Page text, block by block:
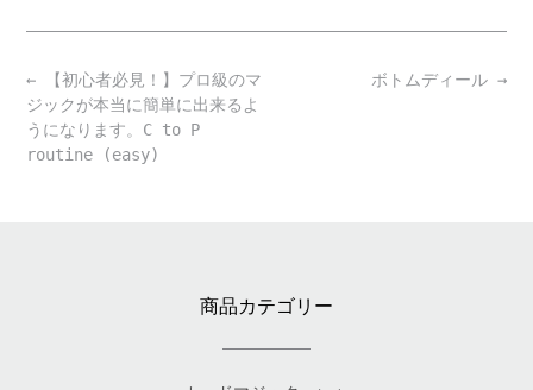
Post
navigation
ボトムディール →
← 【初心者必見！】プロ級のマ
ジックが本当に簡単に出来るよ
うになります。C to P
routine (easy)
商品カテゴリー